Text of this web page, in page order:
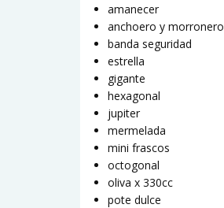
amanecer
anchoero y morronero
banda seguridad
estrella
gigante
hexagonal
jupiter
mermelada
mini frascos
octogonal
oliva x 330cc
pote dulce